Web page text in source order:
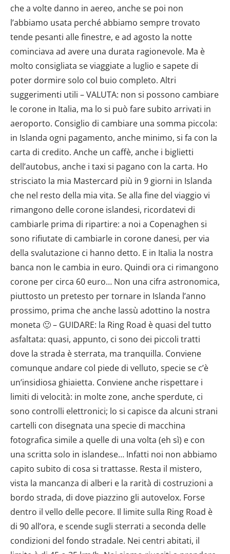
che a volte danno in aereo, anche se poi non
l’abbiamo usata perché abbiamo sempre trovato
tende pesanti alle finestre, e ad agosto la notte
cominciava ad avere una durata ragionevole. Ma è
molto consigliata se viaggiate a luglio e sapete di
poter dormire solo col buio completo. Altri
suggerimenti utili – VALUTA: non si possono cambiare
le corone in Italia, ma lo si può fare subito arrivati in
aeroporto. Consiglio di cambiare una somma piccola:
in Islanda ogni pagamento, anche minimo, si fa con la
carta di credito. Anche un caffè, anche i biglietti
dell’autobus, anche i taxi si pagano con la carta. Ho
strisciato la mia Mastercard più in 9 giorni in Islanda
che nel resto della mia vita. Se alla fine del viaggio vi
rimangono delle corone islandesi, ricordatevi di
cambiarle prima di ripartire: a noi a Copenaghen si
sono rifiutate di cambiarle in corone danesi, per via
della svalutazione ci hanno detto. E in Italia la nostra
banca non le cambia in euro. Quindi ora ci rimangono
corone per circa 60 euro… Non una cifra astronomica,
piuttosto un pretesto per tornare in Islanda l’anno
prossimo, prima che anche lassù adottino la nostra
moneta 🙂 – GUIDARE: la Ring Road è quasi del tutto
asfaltata: quasi, appunto, ci sono dei piccoli tratti
dove la strada è sterrata, ma tranquilla. Conviene
comunque andare col piede di velluto, specie se c’è
un’insidiosa ghiaietta. Conviene anche rispettare i
limiti di velocità: in molte zone, anche sperdute, ci
sono controlli elettronici; lo si capisce da alcuni strani
cartelli con disegnata una specie di macchina
fotografica simile a quelle di una volta (eh sì) e con
una scritta solo in islandese… Infatti noi non abbiamo
capito subito di cosa si trattasse. Resta il mistero,
vista la mancanza di alberi e la rarità di costruzioni a
bordo strada, di dove piazzino gli autovelox. Forse
dentro il vello delle pecore. Il limite sulla Ring Road è
di 90 all’ora, e scende sugli sterrati a seconda delle
condizioni del fondo stradale. Nei centri abitati, il